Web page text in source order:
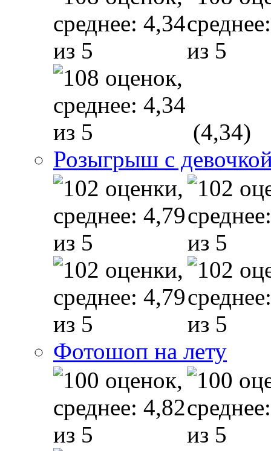
(4,34)
Розыгрыш с
Фотошоп на лету